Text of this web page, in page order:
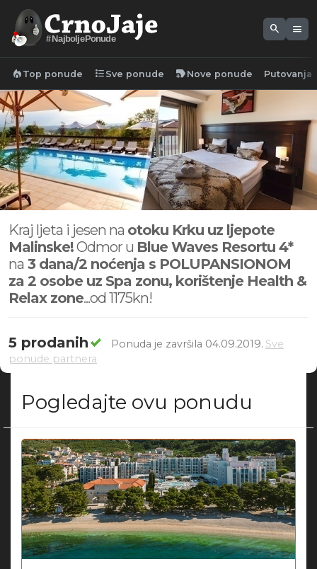
#NajboljePonude
search menu
local_fire_department Top ponude format_list_bulleted Sve ponude new_label Nove ponude Putovanja
Kraj ljeta i jesen na otoku Krku uz ljepote
Malinske!Odmor u Blue Waves Resortu 4*
na 3 dana/2 noćenja s POLUPANSIONOM
za 2 osobe uz Spa zonu, korištenje Health &
Relax zone...od 1175kn!
5 prodanih Ponuda je završila 04.09.2019. Sve
ponude partnera
Pogledajte ovu ponudu